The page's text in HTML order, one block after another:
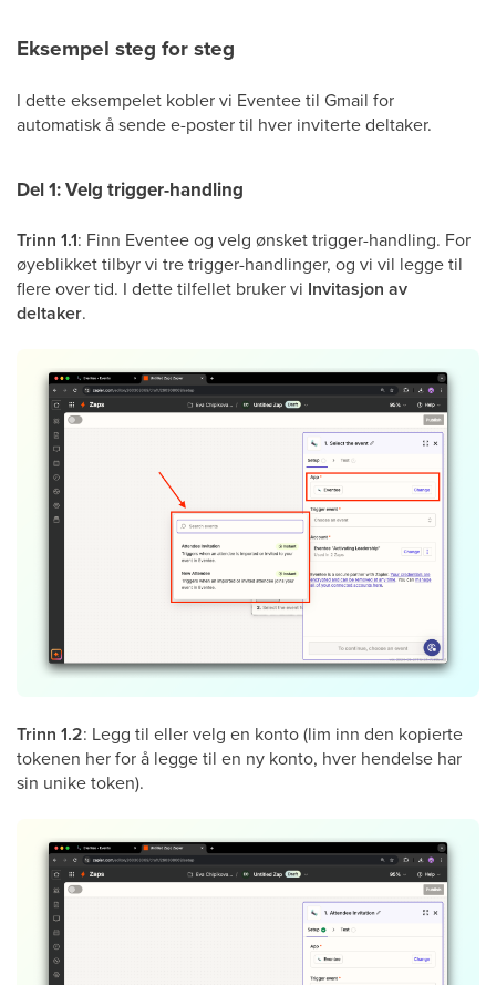
Eksempel steg for steg
I dette eksempelet kobler vi Eventee til Gmail for
automatisk å sende e-poster til hver inviterte deltaker.
Del 1: Velg trigger-handling
Trinn 1.1: Finn Eventee og velg ønsket trigger-handling. For
øyeblikket tilbyr vi tre trigger-handlinger, og vi vil legge til
flere over tid. I dette tilfellet bruker vi Invitasjon av
deltaker.
Trinn 1.2: Legg til eller velg en konto (lim inn den kopierte
tokenen her for å legge til en ny konto, hver hendelse har
sin unike token).